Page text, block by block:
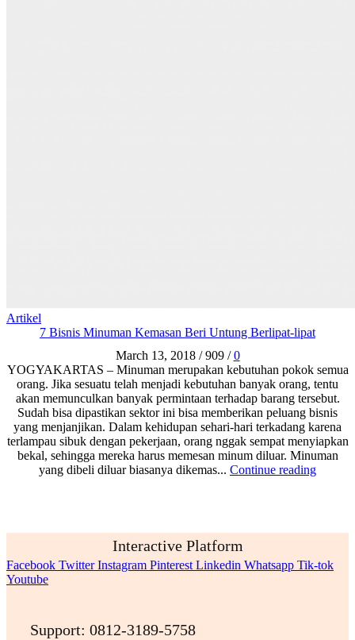
Artikel
7 Bisnis Minuman Kemasan Beri Untung Berlipat-lipat
March 13, 2018 / 909 / 0
YOGYAKARTAS – Minuman merupakan kebutuhan pokok semua
orang. Jika sesuatu telah menjadi kebutuhan banyak orang, tentu
akan memunculkan banyak permintaan terhadap barang tersebut.
Sudah bisa dipastikan sektor ini bisa memberikan peluang bisnis
yang menjanjikan. Dalam kehidupan sehari-hari terkadang karena
terlampau sibuk dengan pekerjaan, orang nggak sempat menyiapkan
bekal, sehingga mereka harus memesan minum diluar. Minuman
yang dibeli diluar biasanya dikemas... Continue reading
Interactive Platform
Facebook Twitter Instagram Pinterest Linkedin Whatsapp Tik-tok
Youtube
Support: 0812-3189-5758